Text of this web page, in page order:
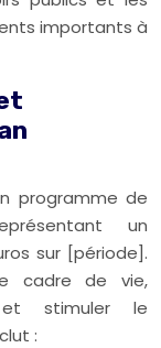
importants à
programme de
un
sur [période].
cadre de vie,
et stimuler le
: